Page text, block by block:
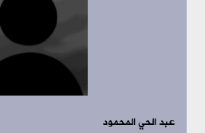
عبد الحي المحمود